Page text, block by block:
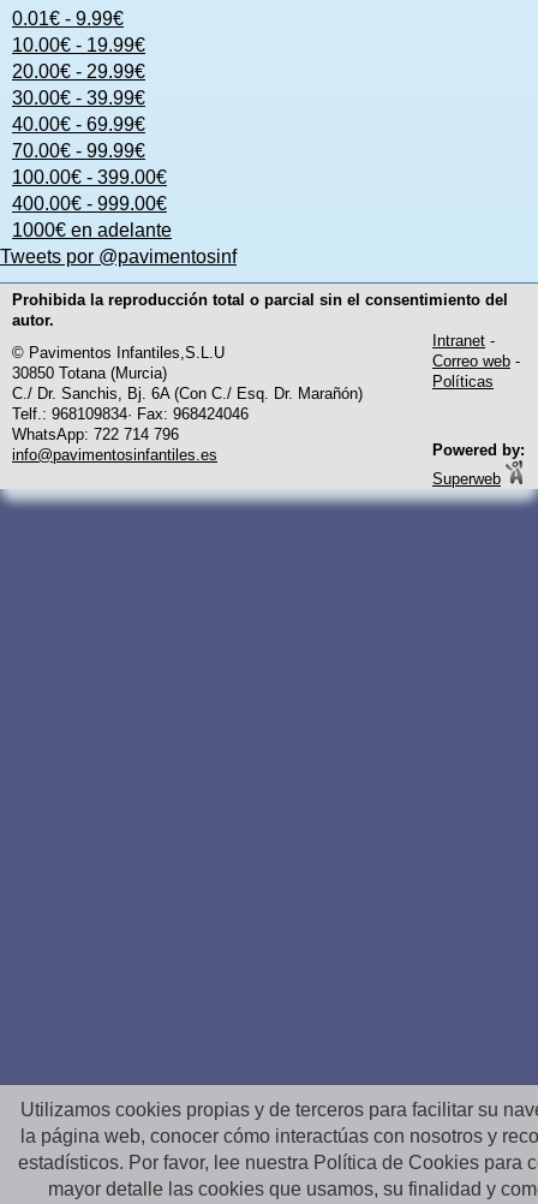
0.01€ - 9.99€
10.00€ - 19.99€
20.00€ - 29.99€
30.00€ - 39.99€
40.00€ - 69.99€
70.00€ - 99.99€
100.00€ - 399.00€
400.00€ - 999.00€
1000€ en adelante
Tweets por @pavimentosinf
Prohibida la reproducción total o parcial sin el consentimiento del
autor.
© Pavimentos Infantiles,S.L.U
30850 Totana (Murcia)
C./ Dr. Sanchis, Bj. 6A (Con C./ Esq. Dr. Marañón)
Telf.: 968109834· Fax: 968424046
WhatsApp: 722 714 796
info@pavimentosinfantiles.es
Intranet -
Correo web -
Políticas
Powered by:
Superweb
Utilizamos cookies propias y de terceros para facilitar su
la página web, conocer cómo interactúas con nosotros y
estadísticos. Por favor, lee nuestra Política de Cookies para
mayor detalle las cookies que usamos, su finalidad y